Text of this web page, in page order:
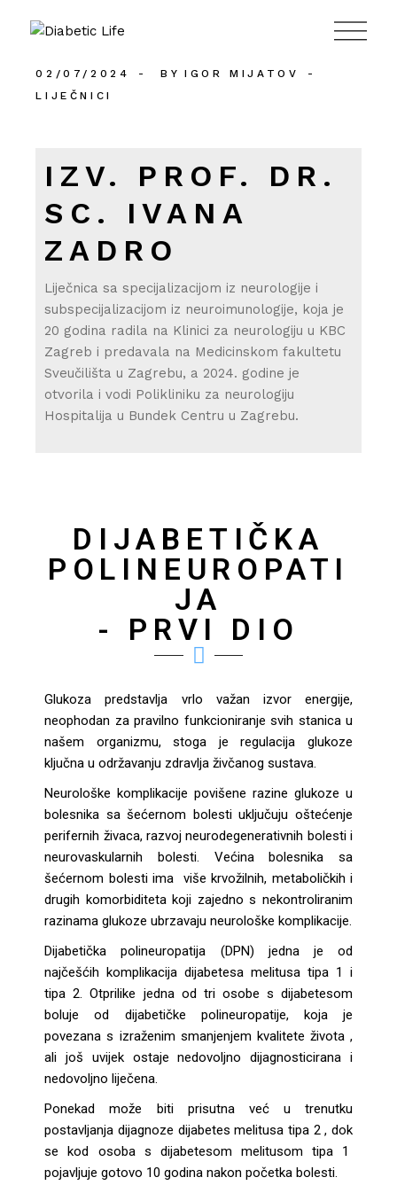
02/07/2024 BY IGOR MIJATOV
LIJEČNICI
IZV. PROF. DR.
SC. IVANA
ZADRO
Liječnica sa specijalizacijom iz neurologije i
subspecijalizacijom iz neuroimunologije, koja je
20 godina radila na Klinici za neurologiju u KBC
Zagreb i predavala na Medicinskom fakultetu
Sveučilišta u Zagrebu, a 2024. godine je
otvorila i vodi Polikliniku za neurologiju
Hospitalija u Bundek Centru u Zagrebu.
DIJABETIČKA
POLINEUROPATI
JA
- PRVI DIO
Glukoza predstavlja vrlo važan izvor energije,
neophodan za pravilno funkcioniranje svih stanica u
našem organizmu, stoga je regulacija glukoze
ključna u održavanju zdravlja živčanog sustava.
Neurološke komplikacije povišene razine glukoze u
bolesnika sa šećernom bolesti uključuju oštećenje
perifernih živaca, razvoj neurodegenerativnih bolesti i
neurovaskularnih bolesti. Većina bolesnika sa
šećernom bolesti ima više krvožilnih, metaboličkih i
drugih komorbiditeta koji zajedno s nekontroliranim
razinama glukoze ubrzavaju neurološke komplikacije.
Dijabetička polineuropatija (DPN) jedna je od
najčešćih komplikacija dijabetesa melitusa tipa 1 i
tipa 2. Otprilike jedna od tri osobe s dijabetesom
boluje od dijabetičke polineuropatije, koja je
povezana s izraženim smanjenjem kvalitete života ,
ali još uvijek ostaje nedovoljno dijagnosticirana i
nedovoljno liječena.
Ponekad može biti prisutna već u trenutku
postavljanja dijagnoze dijabetes melitusa tipa 2 , dok
se kod osoba s dijabetesom melitusom tipa 1
pojavljuje gotovo 10 godina nakon početka bolesti.